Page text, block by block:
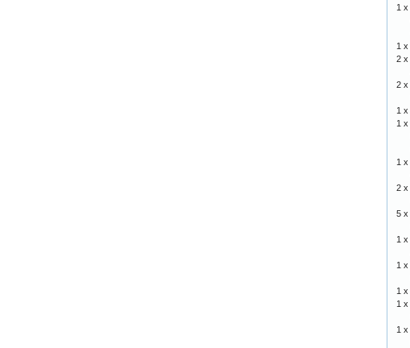
1 x
1 x
2 x
2 x
1 x
1 x
1 x
2 x
5 x
1 x
1 x
1 x
1 x
1 x